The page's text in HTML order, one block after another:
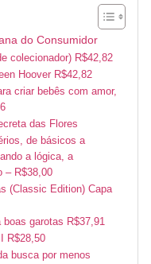
do Consumidor
colecionador) R$42,82
Hoover R$42,82
criar bebês com amor,
das Flores
de básicos a
a lógica, a
– R$38,00
(Classic Edition) Capa
garotas R$37,91
R$28,50
busca por menos